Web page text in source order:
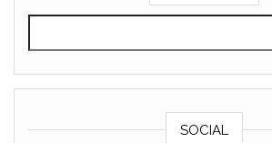
SOCIAL